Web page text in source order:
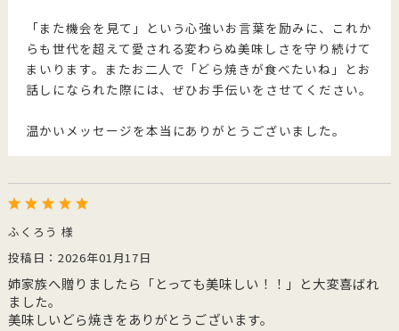
「また機会を見て」という心強いお言葉を励みに、これか
らも世代を超えて愛される変わらぬ美味しさを守り続けて
まいります。またお二人で「どら焼きが食べたいね」とお
話しになられた際には、ぜひお手伝いをさせてください。
温かいメッセージを本当にありがとうございました。
ふくろう 様
投稿日：2026年01月17日
姉家族へ贈りましたら「とっても美味しい！！」と大変喜ばれ
ました。
美味しいどら焼きをありがとうございます。